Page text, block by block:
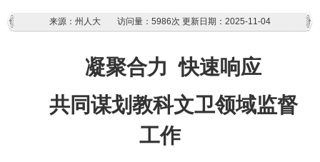
来源：州人大 访问量： 5986次 更新日期：2025-11-04
凝聚合力快速响应
共同谋划教科文卫领域监督
工作